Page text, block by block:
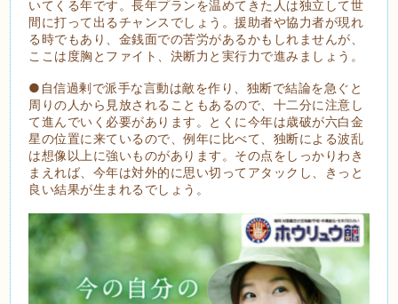
いてくる年です。長年プランを温めてきた人は独立して世
間に打って出るチャンスでしょう。援助者や協力者が現れ
る時でもあり、金銭面での苦労があるかもしれませんが、
ここは度胸とファイト、決断力と実行力で進みましょう。
●自信過剰で派手な言動は敵を作り、独断で結論を急ぐと
周りの人から見放されることもあるので、十二分に注意し
て進んでいく必要があります。とくに今年は歳破が六白金
星の位置に来ているので、例年に比べて、独断による波乱
は想像以上に強いものがあります。その点をしっかりわき
まえれば、今年は対外的に思い切ってアタックし、きっと
良い結果が生まれるでしょう。